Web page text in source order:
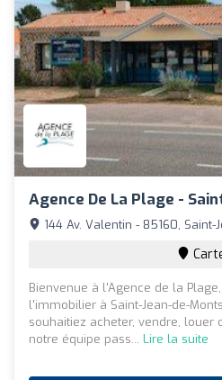
Agence De La Plage -
144 Av. Valentin - 85160, Saint-
Bienvenue à l'Agence de la
l'immobilier à Saint-Jean-de-
souhaitiez acheter, vendre, louer
notre équipe pass... Lire la suite